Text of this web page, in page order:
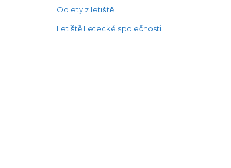
Odlety z letiště
Letiště Letecké společnosti